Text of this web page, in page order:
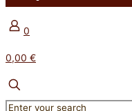
0
0,00 €